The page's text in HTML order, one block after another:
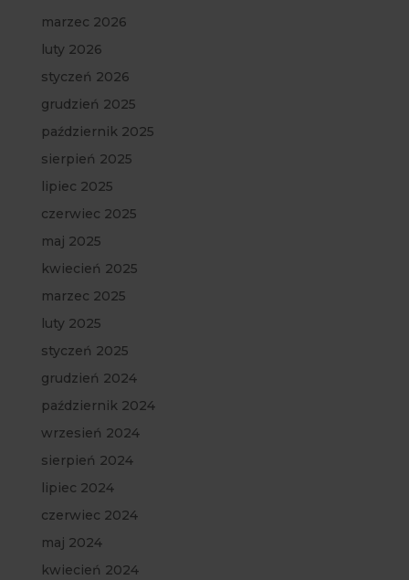
marzec 2026
luty 2026
styczeń 2026
grudzień 2025
październik 2025
sierpień 2025
lipiec 2025
czerwiec 2025
maj 2025
kwiecień 2025
marzec 2025
luty 2025
styczeń 2025
grudzień 2024
październik 2024
wrzesień 2024
sierpień 2024
lipiec 2024
czerwiec 2024
maj 2024
kwiecień 2024